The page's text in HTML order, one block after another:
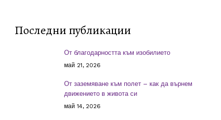
Последни публикации
От благодарността към изобилието
май 21, 2026
От заземяване към полет – как да върнем
движението в живота си
май 14, 2026